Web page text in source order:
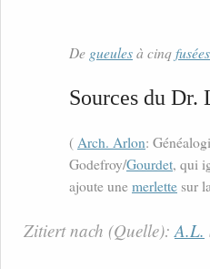
De gueulesà cinqfusées
Sources du Dr.
( Arch. Arlon:
Godefroy/Gourdet, qui
ajoute une merlette sur
Zitiert nach (Quelle):A.L.